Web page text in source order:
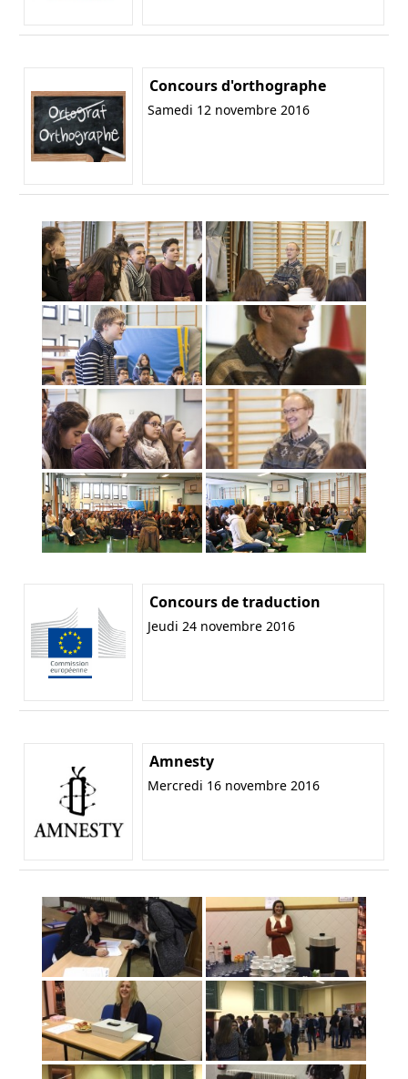
Concours d'orthographe
Samedi 12 novembre 2016
Concours de traduction
Jeudi 24 novembre 2016
Amnesty
Mercredi 16 novembre 2016